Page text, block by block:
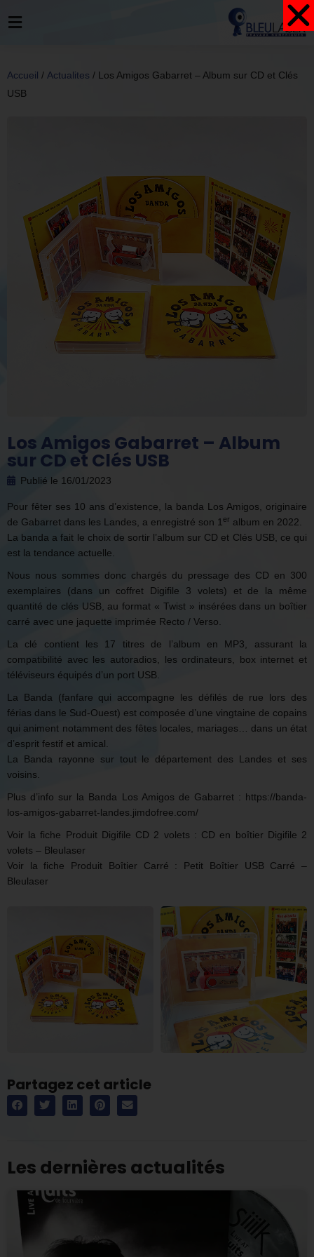
Accueil / Actualites / Los Amigos Gabarret – Album sur CD et Clés
USB
Los Amigos Gabarret – Album
sur CD et Clés USB
Publié le 16/01/2023
Pour fêter ses 10 ans d’existence, la banda Los Amigos, originaire
de Gabarret dans les Landes, a enregistré son 1er album en 2022.
La banda a fait le choix de sortir l’album sur CD et Clés USB, ce qui
est la tendance actuelle.
Nous nous sommes donc chargés du pressage des CD en 300
exemplaires (dans un coffret Digifile 3 volets) et de la même
quantité de clés USB, au format « Twist » insérées dans un boîtier
carré avec une jaquette imprimée Recto / Verso.
La clé contient les 17 titres de l’album en MP3, assurant la
compatibilité avec les autoradios, les ordinateurs, box internet et
téléviseurs équipés d’un port USB.
La Banda (fanfare qui accompagne les défilés de rue lors des
férias dans le Sud-Ouest) est composée d’une vingtaine de copains
qui animent notamment des fêtes locales, mariages… dans un état
d’esprit festif et amical.
La Banda rayonne sur tout le département des Landes et ses
voisins.
Plus d’info sur la Banda Los Amigos de Gabarret : https://banda-
los-amigos-gabarret-landes.jimdofree.com/
Voir la fiche Produit Digifile CD 2 volets : CD en boîtier Digifile 2
volets – Bleulaser
Voir la fiche Produit Boîtier Carré : Petit Boîtier USB Carré –
Bleulaser
Partagez cet article
Les dernières actualités